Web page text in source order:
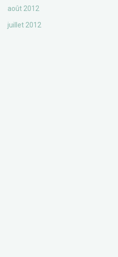
août 2012
juillet 2012